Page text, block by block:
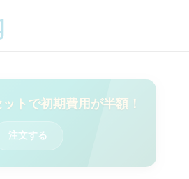
トで初期費用が半額！
注文する